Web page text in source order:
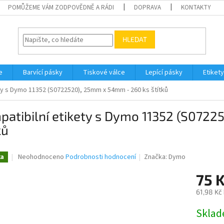
POMŮŽEME VÁM ZODPOVĚDNĚ A RÁDI DOPRAVA KONTAKTY
HLEDAT
Barvící pásky Tiskové válce Lepící pásky Etikety
Dymo 11352 (S0722520), 25mm x 54mm - 260 ks štítků
etikety s Dymo 11352
Průměrné
Neohodnoceno Podrobnosti hodnocení Značka:Dymo
75
61,98 Kč
cena: